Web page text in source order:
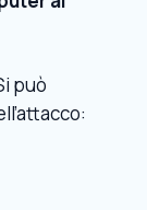
può